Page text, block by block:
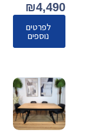
₪4,490
לפרטים
נוספים